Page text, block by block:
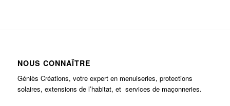
NOUS CONNAÎTRE
Géniès Créations, votre expert en menuiseries, protections
solaires, extensions de l’habitat, et services de maçonneries.